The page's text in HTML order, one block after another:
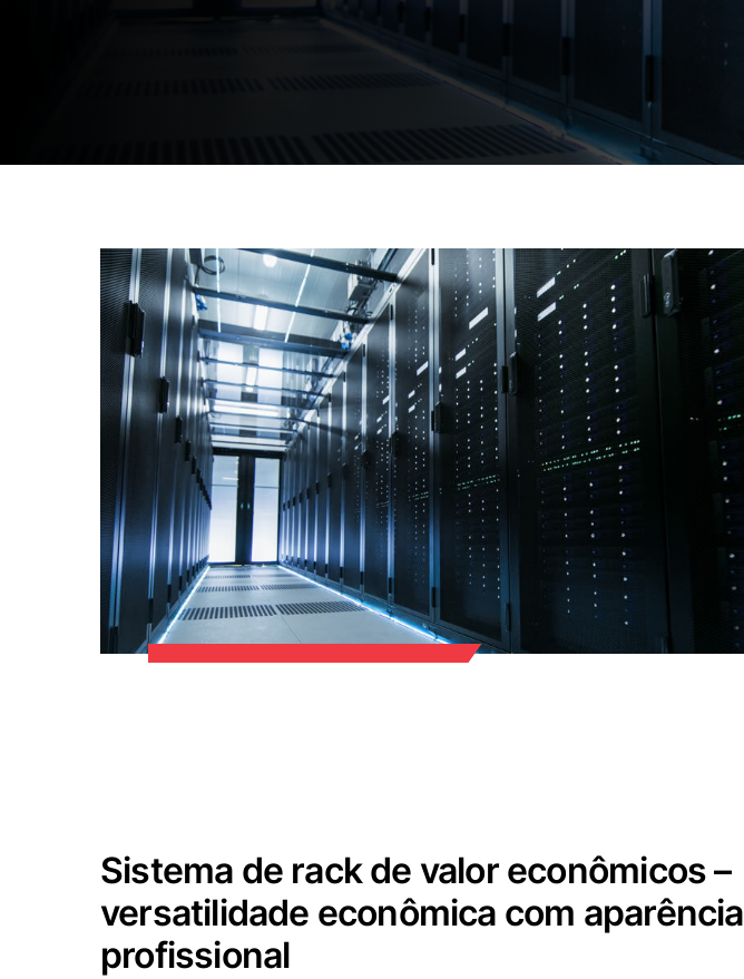
Sistema de rack de valor econômicos –
versatilidade econômica com aparência
profissional